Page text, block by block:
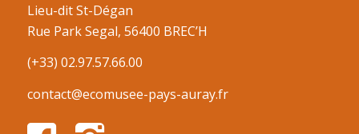
Lieu-dit St-Dégan
Rue Park Segal, 56400 BREC’H
(+33) 02.97.57.66.00
contact@ecomusee-pays-auray.fr